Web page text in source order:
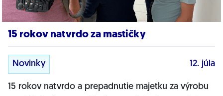
15 rokov natvrdo za mastičky
Novinky 12. júla
15 rokov natvrdo a prepadnutie majetku za výrobu